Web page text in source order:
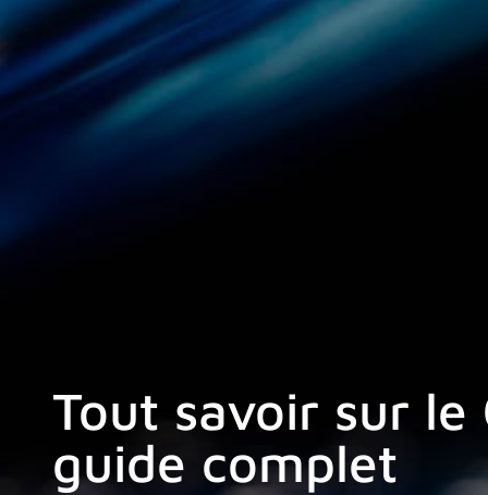
Tout savoir sur le
guide complet